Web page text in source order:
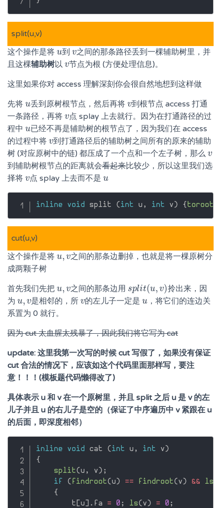
split(u,v)
这个操作是将 u
u到v
v之间的那条路径丢到一棵辅助树里，并
且这棵辅助树以 v
v节点为根 (方便处理信息)。
这里如果你对 access 理解深刻你会很自然地想到这样做
先将 u
u丢到原树根节点，然后再将v
v到根节点 access 打通
一条路径，再将 v
v点 splay 上去就行。因为在打通路径的过
程中 u
u已经不再是辅助树的根节点了，因为我们在 access
的过程中将 v
v到打通路径后的辅助树之间所有的原来的辅助
树 (对应原树中的链) 都压成了一个点和一个左子树，那么 v
v
到辅助树根节点的距离就会看起来比较少，所以这里我们选
择将 v
v点 splay 上去而不是u
u
inline void split ( int u , int v ) { toroot
cut(u,v)
这个操作是将 u, v
u,v 之间的那条边删掉，也就是将一棵原树分
成两颗子树
首先我们先把 u, v
u,v 之间的那条边用 split(u, v)
split(u,v)
拎出来，因
为 u, v
u,v 是相邻的，所v
v的左儿子一定是u
u ，将它们的连边关
系置为 0 就行。
因为 cut 太血腥太残暴了，因此我们将它写为 cat
update: 这里我第一次写的时候 cut 写假了，如果没有保证
cut 合法的情况下，应该如这个代码里面那样写，要注
意！！！(模板题代码懒得改了)
具体表示 u 和 v 在一个原树里，并且 split 之后 u 是 v 的左
儿子并且 u 的右儿子是空的（保证了中序遍历中 v 紧跟在 u
的后面，即深度相邻）
inline void cat ( int u , int v )
{
split( u , v ) ;
if
( findroot( u ) == findroot( v ) && ls
{
        t
u . fa = 0 ; ls( v ) = 0 ;